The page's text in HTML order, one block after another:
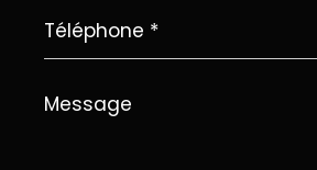
*
Message
*